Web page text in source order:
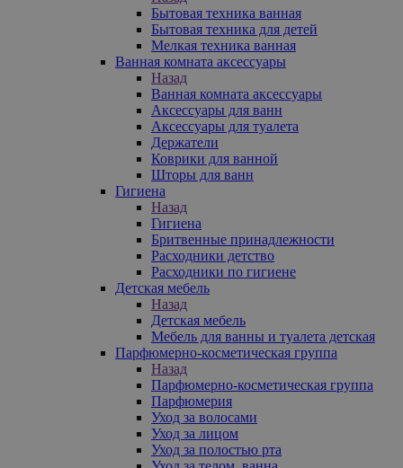
Бытовая техника ванная
Бытовая техника для детей
Мелкая техника ванная
Ванная комната аксессуары
Назад
Ванная комната аксессуары
Аксессуары для ванн
Аксессуары для туалета
Держатели
Коврики для ванной
Шторы для ванн
Гигиена
Назад
Гигиена
Бритвенные принадлежности
Расходники детство
Расходники по гигиене
Детская мебель
Назад
Детская мебель
Мебель для ванны и туалета детская
Парфюмерно-косметическая группа
Назад
Парфюмерно-косметическая группа
Парфюмерия
Уход за волосами
Уход за лицом
Уход за полостью рта